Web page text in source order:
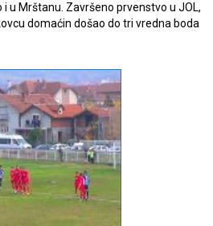
u Mrštanu. Završeno prvenstvo u JOL,
domaćin došao do tri vredna boda